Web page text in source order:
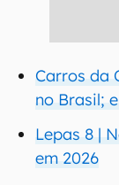
Carros da
no Brasil;
Lepas 8 |
em 2026